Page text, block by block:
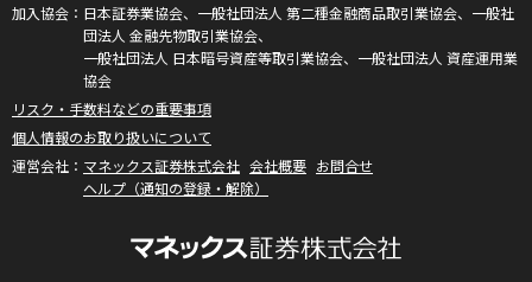
日本証券業協会、一般社団法人 第二種金融商品取引業協会、一般社
団法人 金融先物取引業協会、
一般社団法人 日本暗号資産等取引業協会、一般社団法人 資産運用業
協会
リスク・手数料などの重要事項
個人情報のお取り扱いについて
マネックス証券株式会社 会社概要 お問合せ
ヘルプ（通知の登録・解除）